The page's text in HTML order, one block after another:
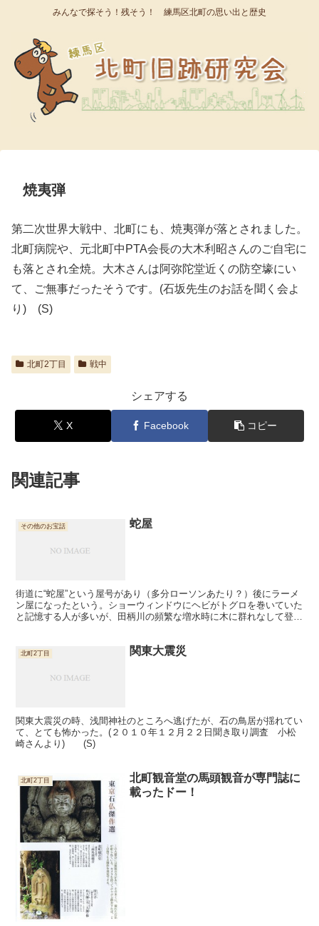
みんなで探そう！残そう！ 練馬区北町の思い出と歴史
焼夷弾
第二次世界大戦中、北町にも、焼夷弾が落とされました。
北町病院や、元北町中PTA会長の大木利昭さんのご自宅に
も落とされ全焼。大木さんは阿弥陀堂近くの防空壕にい
て、ご無事だったそうです。(石坂先生のお話を聞く会よ
り) (S)
北町2丁目 戦中
シェアする
X Facebook コピー
関連記事
その他のお宝話 蛇屋
街道に“蛇屋”という屋号があり（多分ローソンあたり？）後にラーメ
ン屋になったという。ショーウィンドウにヘビがトグロを巻いていた
と記憶する人が多いが、田柄川の頻繁な増水時に木に群れなして登っ
北町2丁目 関東大震災
関東大震災の時、浅間神社のところへ逃げたが、石の鳥居が揺れてい
て、とても怖かった。(２０１０年１２月２２日聞き取り調査 小松
崎さんより) (S)
北町2丁目
北町観音堂の馬頭観音が専門誌に
載ったドー！